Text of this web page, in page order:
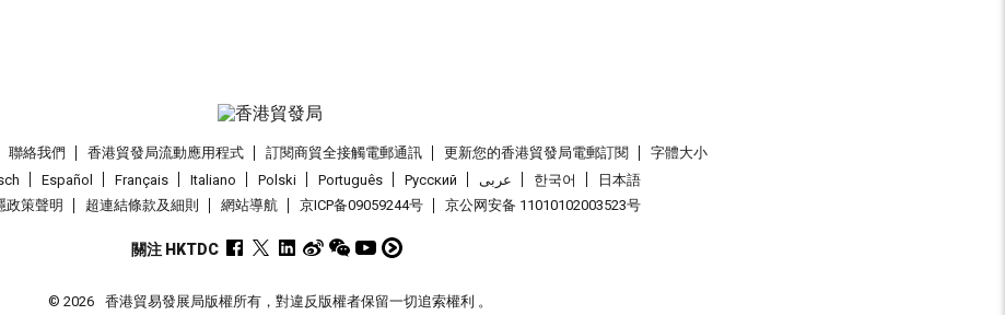
聯絡我們 香港貿發局流動應用程式 訂閱商貿全接觸電郵通訊 更新您的香港貿發局電郵訂閱
字體大小
Español Français Italiano Polski Português Pусский عربى 한국어
日本語
政策聲明 超連結條款及細則 網站導航 京ICP备09059244号 京公网安备 11010102003523号
關注 HKTDC
© 2026 香港貿易發展局版權所有，對違反版權者保留一切追索權利 。